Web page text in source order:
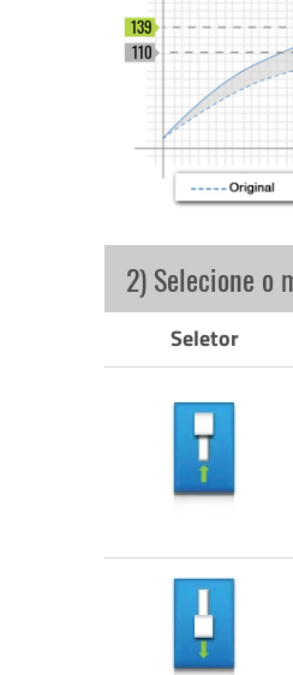
110
139
2) Selecione o
Seletor